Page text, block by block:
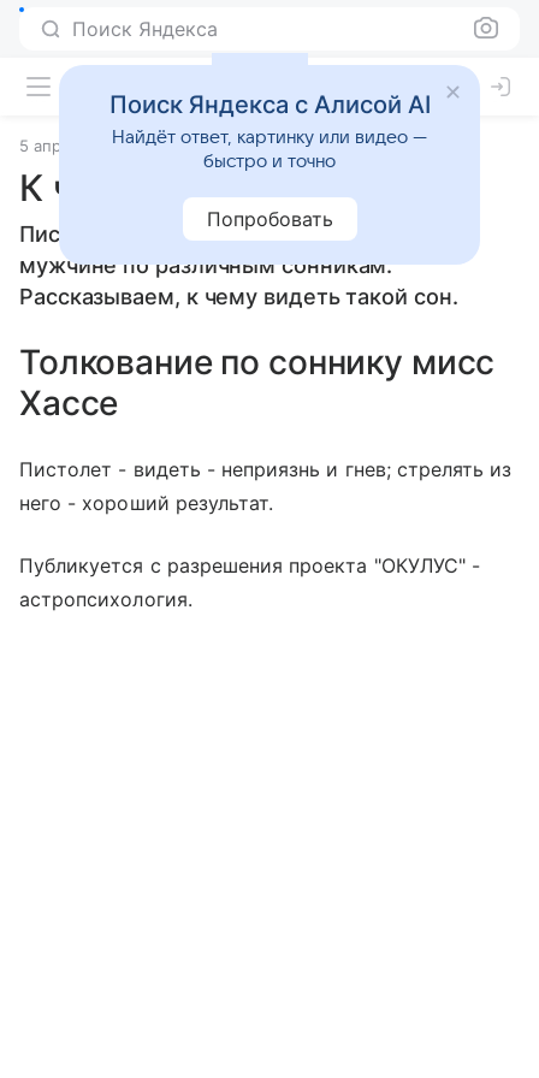
Поиск Яндекса
5 апреля 2010 Сонники
К чему снится Пистолет
Пистолет: толкование сна женщине или
мужчине по различным сонникам.
Рассказываем, к чему видеть такой сон.
Толкование по соннику мисс
Хассе
Пистолет - видеть - неприязнь и гнев; стрелять из
него - хороший результат.
Публикуется с разрешения проекта "ОКУЛУС" -
астропсихология.
Поиск Яндекса с Алисой AI
Найдёт ответ, картинку или видео —
быстро и точно
Попробовать